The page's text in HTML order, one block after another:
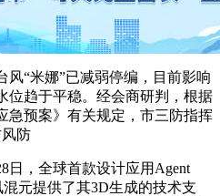
风“米娜”已减弱停编，目前影响
位趋于平稳。经会商研判，根据
急预案》有关规定，市三防指挥
防
日，全球首款设计应用Agent
元提供了其3D生成的技术支